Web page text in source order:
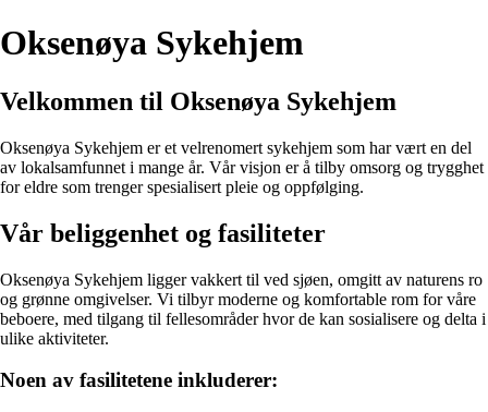
Oksenøya Sykehjem
Velkommen til Oksenøya Sykehjem
Oksenøya Sykehjem er et velrenomert sykehjem som har vært en del
av lokalsamfunnet i mange år. Vår visjon er å tilby omsorg og trygghet
for eldre som trenger spesialisert pleie og oppfølging.
Vår beliggenhet og fasiliteter
Oksenøya Sykehjem ligger vakkert til ved sjøen, omgitt av naturens ro
og grønne omgivelser. Vi tilbyr moderne og komfortable rom for våre
beboere, med tilgang til fellesområder hvor de kan sosialisere og delta i
ulike aktiviteter.
Noen av fasilitetene inkluderer: